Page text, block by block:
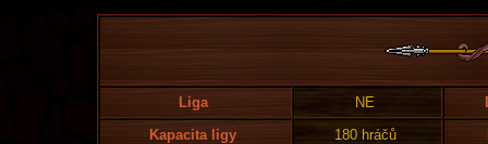
Liga NE
Kapacita ligy
180 hráčů